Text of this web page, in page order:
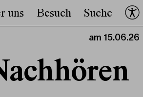
uns Besuch Suche
am 15.06.26